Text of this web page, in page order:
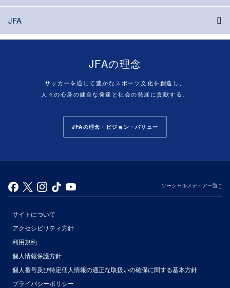
JFA
JFAの理念
サッカーを通じて豊かなスポーツ文化を創造し、
人々の心身の健全な発達と社会の発展に貢献する。
JFAの理念・ビジョン・バリュー
ソーシャルメディア一覧
サイトについて
アクセシビリティ方針
利用規約
個人情報保護方針
個人番号及び特定個人情報の適正な取扱いの確保に関する基本方針
プライバシーポリシー